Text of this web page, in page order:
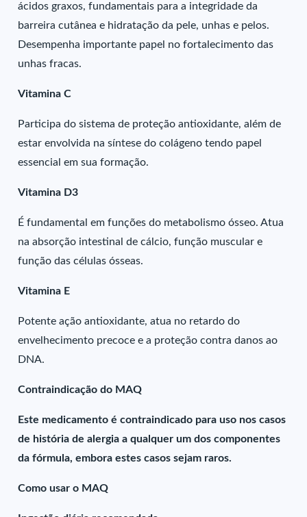
ácidos graxos, fundamentais para a integridade da
barreira cutânea e hidratação da pele, unhas e pelos.
Desempenha importante papel no fortalecimento das
unhas fracas.
Vitamina C
Participa do sistema de proteção antioxidante, além de
estar envolvida na síntese do colágeno tendo papel
essencial em sua formação.
Vitamina D3
É fundamental em funções do metabolismo ósseo. Atua
na absorção intestinal de cálcio, função muscular e
função das células ósseas.
Vitamina E
Potente ação antioxidante, atua no retardo do
envelhecimento precoce e a proteção contra danos ao
DNA.
Contraindicação do MAQ
Este medicamento é contraindicado para uso nos casos
de história de alergia a qualquer um dos componentes
da fórmula, embora estes casos sejam raros.
Como usar o MAQ